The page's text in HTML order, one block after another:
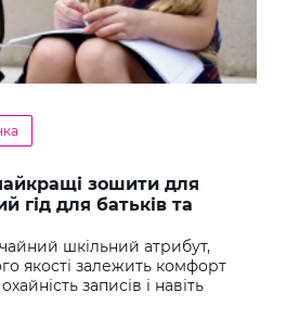
зошити для
гід для батьків та
шкільний атрибут,
якості залежить комфорт
записів і навіть